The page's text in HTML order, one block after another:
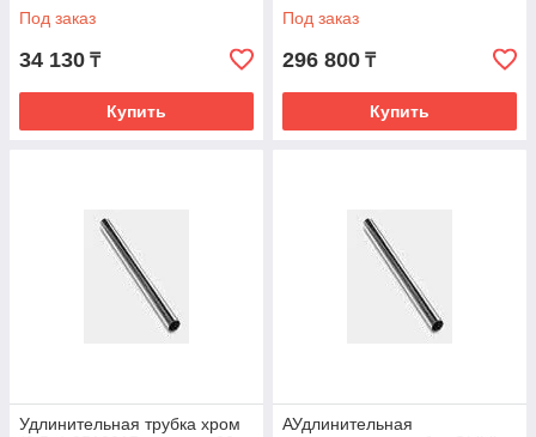
Под заказ
34 130 ₸
Купить
Под заказ
296 800 ₸
Купить
Удлинительная трубка хром
АУдлинительная